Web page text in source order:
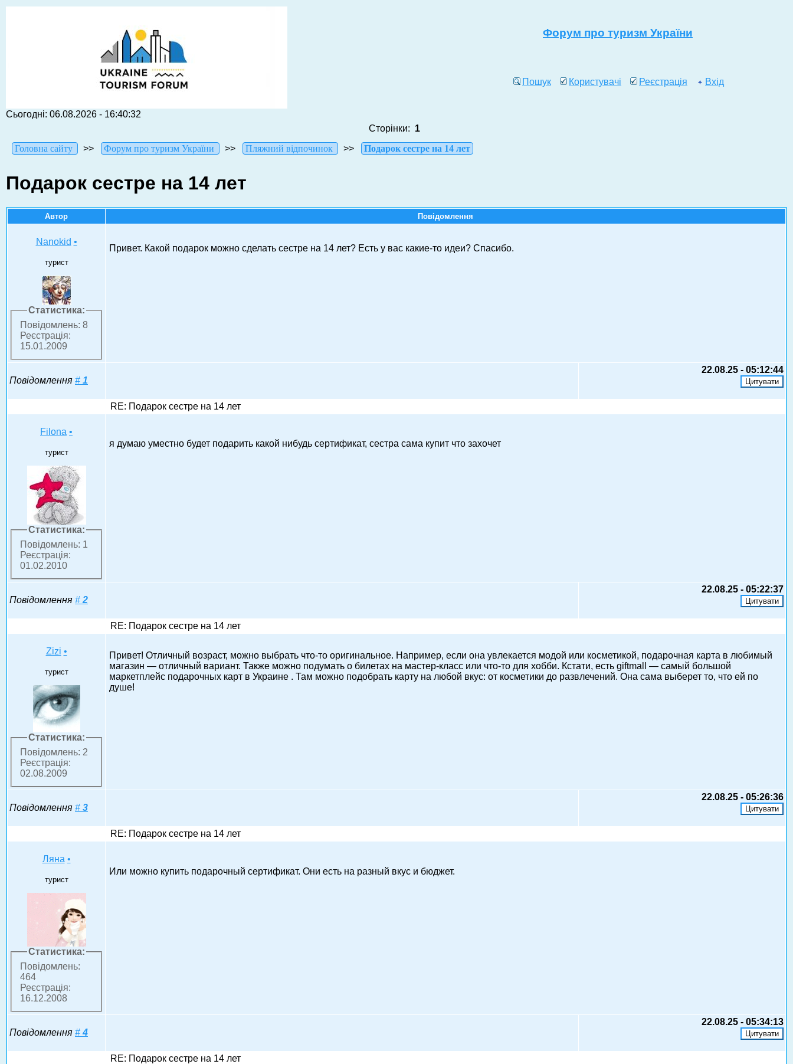
Форум про туризм України
Пошук Користувачі Реєстрація Вхід
Сьогодні: 06.08.2026 - 16:40:32
Сторінки: 1
Головна сайту
>> Форум про туризм України >> Пляжний відпочинок >> Подарок сестре на 14 лет
Подарок сестре на 14 лет
Автор Повідомлення
Nanokid •
турист
Статистика:
Повідомлень: 8
Реєстрація:
15.01.2009
Привет. Какой подарок можно сделать сестре на 14 лет? Есть у вас какие-то идеи? Спасибо.
Повідомлення # 1
22.08.25 - 05:12:44
RE: Подарок сестре на 14 лет
Filona •
турист
Статистика:
Повідомлень: 1
Реєстрація:
01.02.2010
я думаю уместно будет подарить какой нибудь сертификат, сестра сама купит что захочет
Повідомлення # 2
22.08.25 - 05:22:37
RE: Подарок сестре на 14 лет
Zizi •
турист
Статистика:
Повідомлень: 2
Реєстрація:
02.08.2009
Привет! Отличный возраст, можно выбрать что-то оригинальное. Например, если она увлекается модой или косметикой, подарочная карта в любимый
магазин — отличный вариант. Также можно подумать о билетах на мастер-класс или что-то для хобби. Кстати, есть giftmall — самый большой
маркетплейс подарочных карт в Украине . Там можно подобрать карту на любой вкус: от косметики до развлечений. Она сама выберет то, что ей по
душе!
Повідомлення # 3
22.08.25 - 05:26:36
RE: Подарок сестре на 14 лет
Ляна •
турист
Статистика:
Повідомлень:
464
Реєстрація:
16.12.2008
Или можно купить подарочный сертификат. Они есть на разный вкус и бюджет.
Повідомлення #4
22.08.25 - 05:34:13
RE: Подарок сестре на 14 лет